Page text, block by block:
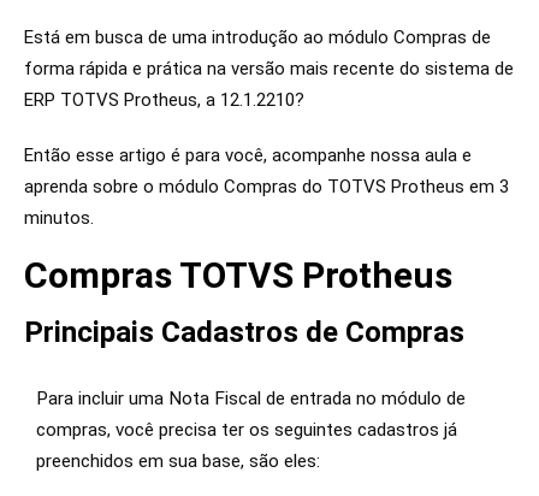
Está em busca de uma introdução ao módulo Compras de
forma rápida e prática na versão mais recente do sistema de
ERP TOTVS Protheus, a 12.1.2210?
Então esse artigo é para você, acompanhe nossa aula e
aprenda sobre o módulo Compras do TOTVS Protheus em 3
minutos.
Compras TOTVS Protheus
Principais Cadastros de Compras
Para incluir uma Nota Fiscal de entrada no módulo de
compras, você precisa ter os seguintes cadastros já
preenchidos em sua base, são eles: